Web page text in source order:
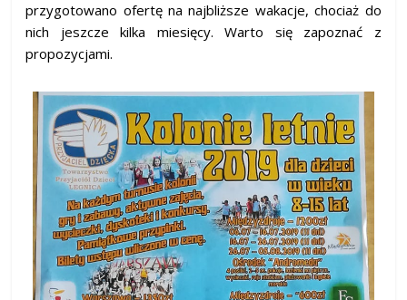
przygotowano ofertę na najbliższe wakacje, chociaż do
nich jeszcze kilka miesięcy. Warto się zapoznać z
propozycjami.